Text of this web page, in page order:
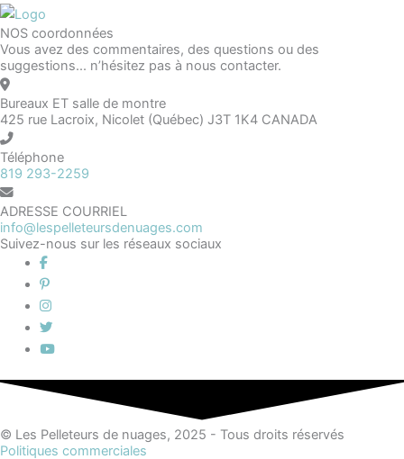
NOS coordonnées
Vous avez des commentaires, des questions ou des
suggestions... n’hésitez pas à nous contacter.
Bureaux ET salle de montre
425 rue Lacroix, Nicolet (Québec) J3T 1K4 CANADA
Téléphone
819 293-2259
ADRESSE COURRIEL
info@lespelleteursdenuages.com
Suivez-nous sur les réseaux sociaux
© Les Pelleteurs de nuages, 2025 - Tous droits réservés
Politiques commerciales